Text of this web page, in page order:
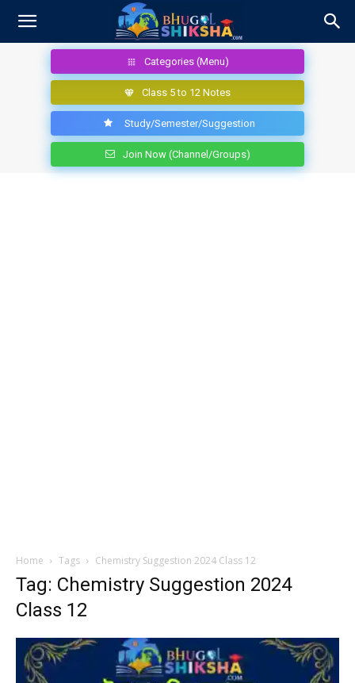
Categories (Menu)
Class 5 to 12 Notes
Study/Semester/Suggestion
Join Now (Channel/Groups)
Home Tags Chemistry Suggestion 2024 Class 12
Tag: Chemistry Suggestion 2024
Class 12